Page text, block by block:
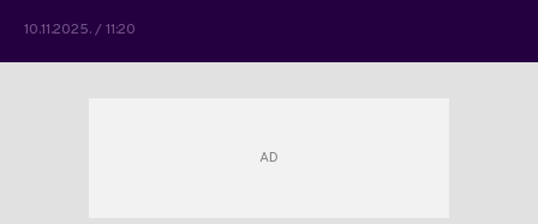
10.11.2025. / 11:20